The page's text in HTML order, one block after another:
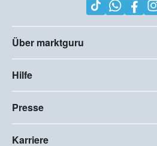
Über marktguru
Hilfe
Presse
Karriere